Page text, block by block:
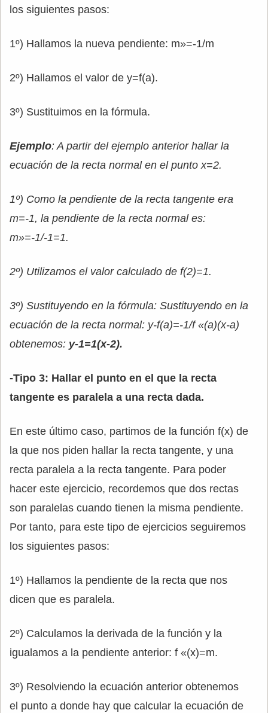
los siguientes pasos:
1º) Hallamos la nueva pendiente: m»=-1/m
2º) Hallamos el valor de y=f(a).
3º) Sustituimos en la fórmula.
Ejemplo: A partir del ejemplo anterior hallar la
ecuación de la recta normal en el punto x=2.
1º) Como la pendiente de la recta tangente era
m=-1, la pendiente de la recta normal es:
m»=-1/-1=1.
2º) Utilizamos el valor calculado de f(2)=1.
3º) Sustituyendo en la fórmula: Sustituyendo en la
ecuación de la recta normal: y-f(a)=-1/f «(a)(x-a)
obtenemos: y-1=1(x-2).
-Tipo 3: Hallar el punto en el que la recta
tangente es paralela a una recta dada.
En este último caso, partimos de la función f(x) de
la que nos piden hallar la recta tangente, y una
recta paralela a la recta tangente. Para poder
hacer este ejercicio, recordemos que dos rectas
son paralelas cuando tienen la misma pendiente.
Por tanto, para este tipo de ejercicios seguiremos
los siguientes pasos:
1º) Hallamos la pendiente de la recta que nos
dicen que es paralela.
2º) Calculamos la derivada de la función y la
igualamos a la pendiente anterior: f «(x)=m.
3º) Resolviendo la ecuación anterior obtenemos
el punto a donde hay que calcular la ecuación de